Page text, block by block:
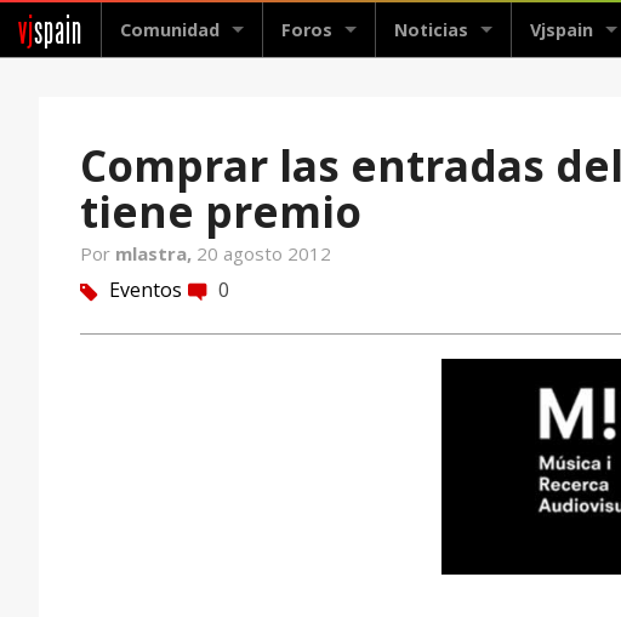
vjspain Comunidad Foros Noticias Vjspain
Comprar las entradas
tiene premio
Por mlastra, 20 agosto 2012
tag Eventos comment 0